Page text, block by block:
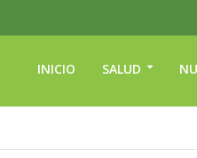
INICIO SALUD